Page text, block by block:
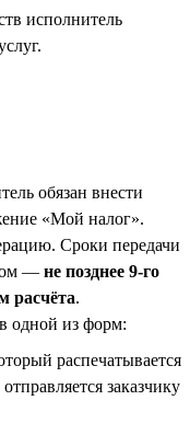
исполнитель
обязан внести
«Мой налог».
Сроки передачи
— не позднее 9-го
расчёта.
одной из форм:
распечатывается
заказчику